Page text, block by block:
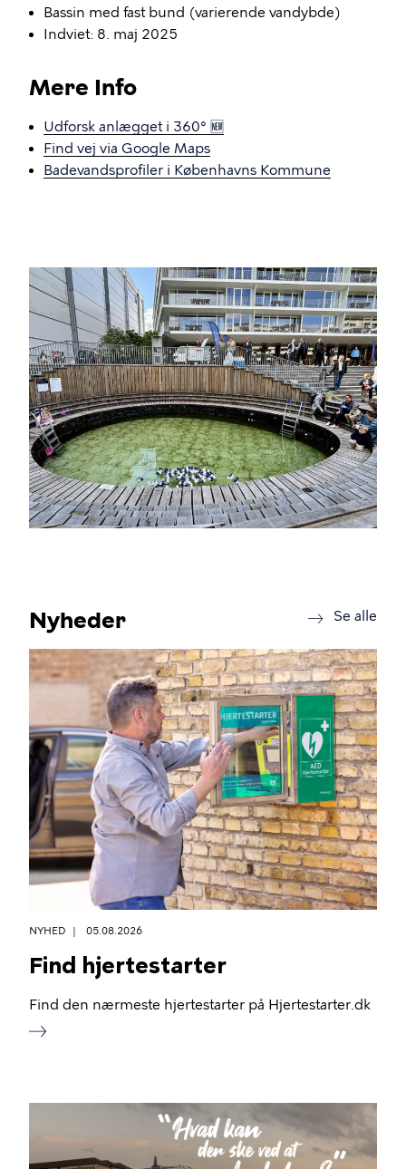
Bassin med fast bund (varierende vandybde)
Indviet: 8. maj 2025
Mere Info
Udforsk anlægget i 360° 🆕
Find vej via Google Maps
Badevandsprofiler i Københavns Kommune
Se alle
Nyheder
NYHED 05.08.2026
Find hjertestarter
Find den nærmeste hjertestarter på Hjertestarter.dk